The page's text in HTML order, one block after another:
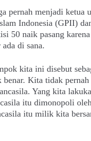
pernah menjadi ketua
Indonesia (GPII)
50 naik pasang
di sana.
kita ini disebut
benar. Kita tidak pernah
Yang kita
itu dimonopoli
itu milik kita